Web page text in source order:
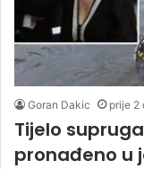
Goran Dakic prije 2
Tijelo
pronađeno u